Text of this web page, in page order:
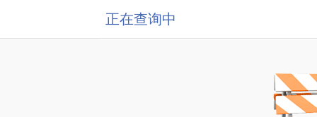
正在查询中